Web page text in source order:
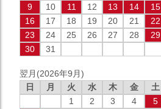
9
10 11 12 13 14
15
16
17 18 19 20 21
22
23
24 25 26 27 28
29
30
31
翌月(2026年9月)
日
月 火 水 木 金
土
1
2 3 4
5